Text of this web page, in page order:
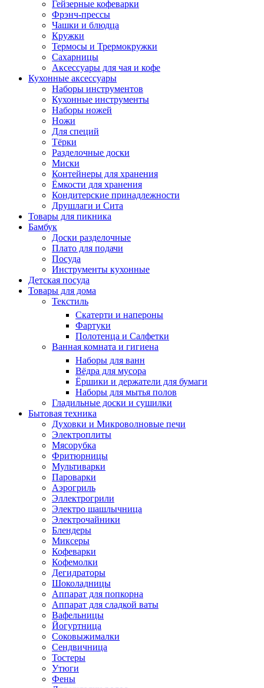
Гейзерные кофеварки
Фрэнч-прессы
Чашки и блюдца
Кружки
Термосы и Трермокружки
Сахарницы
Аксессуары для чая и кофе
Кухонные аксессуары
Наборы инструментов
Кухонные инструменты
Наборы ножей
Ножи
Для специй
Тёрки
Разделочные доски
Миски
Контейнеры для хранения
Ёмкости для хранения
Кондитерские принадлежности
Друшлаги и Сита
Товары для пикника
Бамбук
Доски разделочные
Плато для подачи
Посуда
Инструменты кухонные
Детская посуда
Товары для дома
Текстиль
Скатерти и напероны
Фартуки
Полотенца и Салфетки
Ванная комната и гигиена
Наборы для ванн
Вёдра для мусора
Ёршики и держатели для бумаги
Наборы для мытья полов
Гладильные доски и сушилки
Бытовая техника
Духовки и Микроволновые печи
Электроплиты
Мясорубка
Фритюрницы
Мультиварки
Пароварки
Аэрогриль
Эллектрогрили
Электро шашлычница
Электрочайники
Блендеры
Миксеры
Кофеварки
Кофемолки
Дегидраторы
Шоколадницы
Аппарат для попкорна
Аппарат для сладкой ваты
Вафельницы
Йогуртница
Соковыжималки
Сендвичница
Тостеры
Утюги
Фены